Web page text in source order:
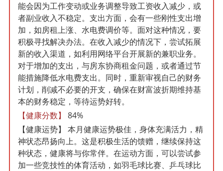
能会因为工作变动或业务调整导致工资收入减少，或
者副业收入不稳定。支出方面，会有一些刚性支出增
加，如房租上涨、水电费调价等。面对这种情况，要
积极寻找解决办法。在收入减少的情况下，尝试拓展
新的收入渠道，如利用网络平台开展新的兼职业务。
对于增加的支出，与房东协商租金问题，或者通过节
能措施降低水电费支出。同时，重新审视自己的财务
计划，削减不必要的开支，确保在财富波折期维持基
本的财务稳定，等待运势好转。
【健康分数】
84%
【健康运势】
本月健康运势极佳，身体充满活力，精
神状态昂扬向上。这是积极生活的馈赠，继续保持这
种状态，健康将与你常伴。在运动方面，可以尝试参
加一些竞技性的体育活动，如羽毛球比赛、乒乓球比